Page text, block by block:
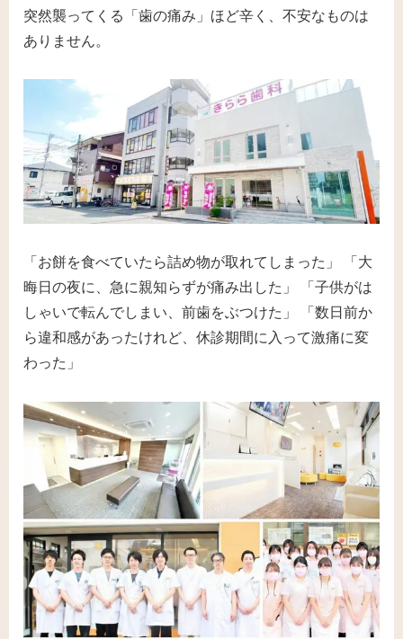
突然襲ってくる「歯の痛み」ほど辛く、不安なものは
ありません。
「お餅を食べていたら詰め物が取れてしまった」 「大
晦日の夜に、急に親知らずが痛み出した」 「子供がは
しゃいで転んでしまい、前歯をぶつけた」 「数日前か
ら違和感があったけれど、休診期間に入って激痛に変
わった」